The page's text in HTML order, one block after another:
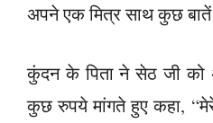
अपने एक मित्र साथ कुछ
कुंदन के पिता ने सेठ जी को
कुछ रुपये मांगते हुए कहा,